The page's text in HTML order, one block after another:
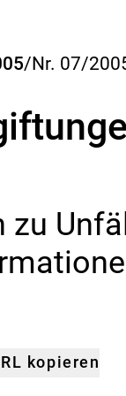
/Nr. 07/
zu
kopieren